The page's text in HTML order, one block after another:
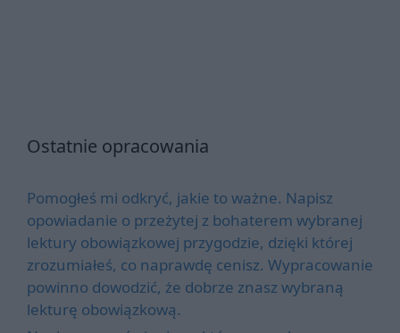
Ostatnie opracowania
Pomogłeś mi odkryć, jakie to ważne. Napisz
opowiadanie o przeżytej z bohaterem wybranej
lektury obowiązkowej przygodzie, dzięki której
zrozumiałeś, co naprawdę cenisz. Wypracowanie
powinno dowodzić, że dobrze znasz wybraną
lekturę obowiązkową.